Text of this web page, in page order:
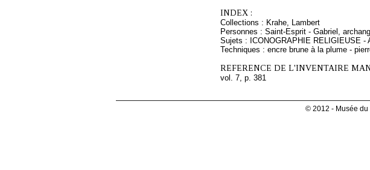
INDEX :
Collections : Krahe, Lambert
Personnes : Saint-Esprit - Gabriel,
Sujets : ICONOGRAPHIE RELIGIEUSE -
Techniques : encre brune à la plume -
REFERENCE DE L'INVENTAIRE
vol. 7, p. 381
© 2012 - Musée du